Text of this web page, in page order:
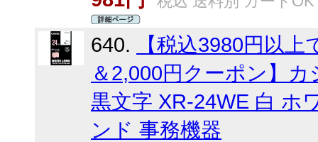
640.
【税込3980円以
＆2,000円クーポン】
黒文字 XR-24WE 白 ホ
ンド 事務機器